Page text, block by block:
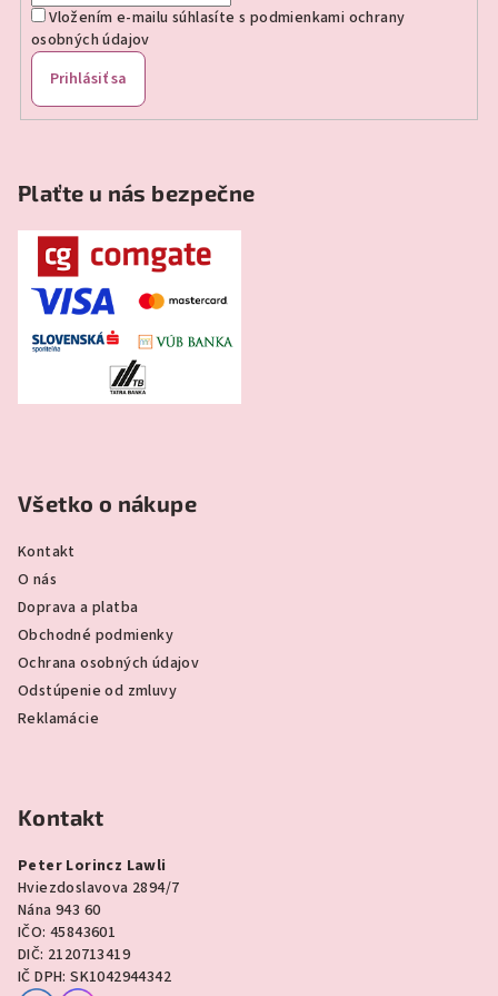
Vložením e-mailu súhlasíte s podmienkami ochrany
osobných údajov
Prihlásiť sa
Plaťte u nás bezpečne
Všetko o nákupe
Kontakt
O nás
Doprava a platba
Obchodné podmienky
Ochrana osobných údajov
Odstúpenie od zmluvy
Reklamácie
Kontakt
Peter Lorincz Lawli
Hviezdoslavova 2894/7
Nána 943 60
IČO: 45843601
DIČ: 2120713419
IČ DPH: SK1042944342